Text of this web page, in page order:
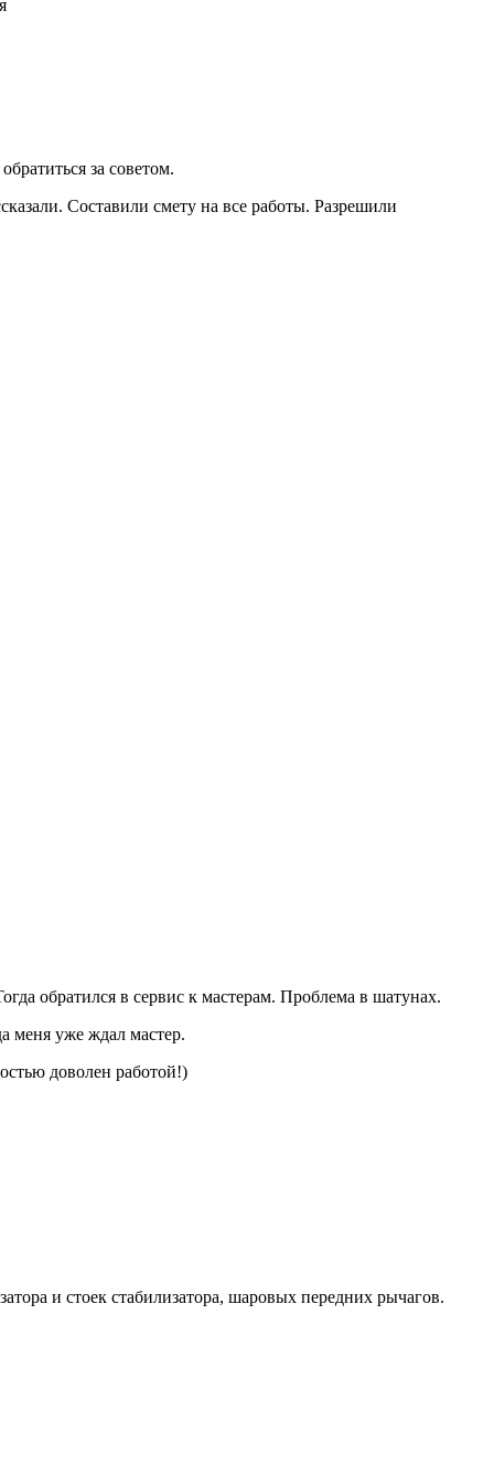
за советом.
Составили смету на все работы. Разрешили
обратился в сервис к мастерам. Проблема в шатунах.
меня уже ждал мастер.
доволен работой!)
и стоек стабилизатора, шаровых передних рычагов.